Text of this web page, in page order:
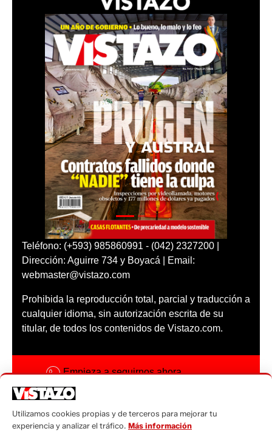
Teléfono: (+593) 985860991 - (042) 2327200 |
Dirección: Aguirre 734 y Boyacá | Email:
webmaster@vistazo.com
Prohibida la reproducción total, parcial y traducción a
cualquier idioma, sin autorización escrita de su
titular, de todos los contenidos de Vistazo.com.
Empieza a seguirnos ahora
Código ética
Utilizamos cookies propias y de terceros para mejorar tu
experiencia y analizar el tráfico. Más información